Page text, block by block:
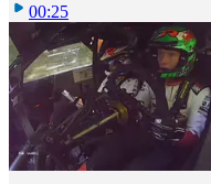
00:25